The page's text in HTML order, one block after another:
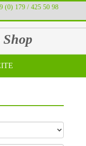
(0) 179 / 425 50 98